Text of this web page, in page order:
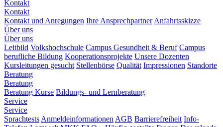
Kontakt
Kontakt
Kontakt und Anregungen Ihre Ansprechpartner Anfahrtsskizze
Über uns
Über uns
Leitbild Volkshochschule Campus Gesundheit & Beruf Campus
berufliche Bildung Kooperationsprojekte Unsere Dozenten
Kursleitungen gesucht Stellenbörse Qualität Impressionen Standorte
Beratung
Beratung
Beratung Kurse Bildungs- und Lernberatung
Service
Service
Sprachtests Anmeldeinformationen AGB Barrierefreiheit Info-